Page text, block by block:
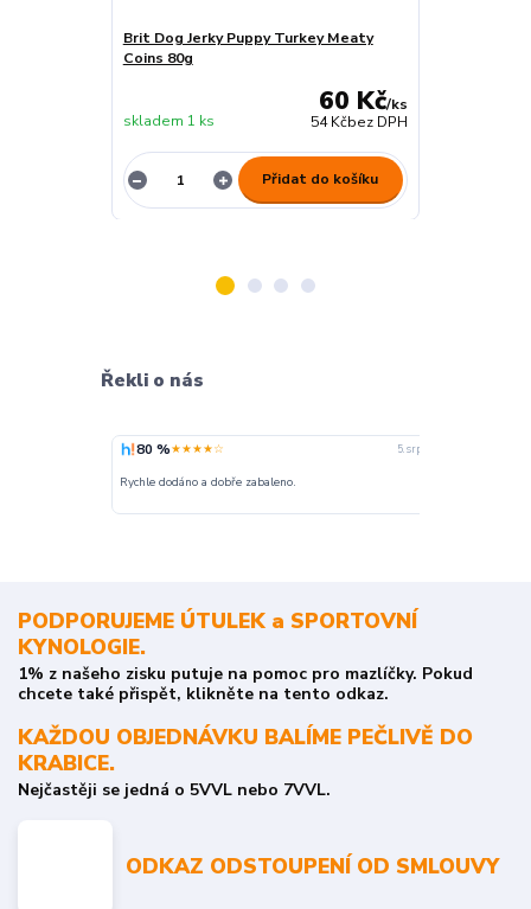
Brit Dog Jerky Puppy Turkey Meaty
Coins 80g
60 Kč/ks
54 Kčbez DPH
skladem 1 ks
Přidat do košíku
Řekli o nás
80 %★★★★☆ 5. srpna
Rychle dodáno a dobře zabaleno.
PODPORUJEME ÚTULEK a SPORTOVNÍ
KYNOLOGIE.
1% z našeho zisku putuje na pomoc pro mazlíčky. Pokud
chcete také přispět, klikněte na tento odkaz.
KAŽDOU OBJEDNÁVKU BALÍME PEČLIVĚ DO
KRABICE.
Nejčastěji se jedná o 5VVL nebo 7VVL.
ODKAZ ODSTOUPENÍ OD SMLOUVY